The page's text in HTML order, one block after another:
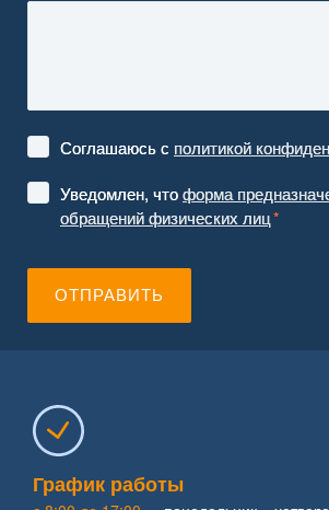
График работы